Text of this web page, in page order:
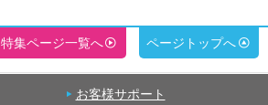
特集ページ一覧へ ページトップへ
お客様サポート